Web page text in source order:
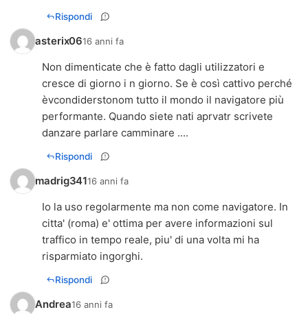
Rispondi
asterix0616 anni fa
Non dimenticate che è fatto dagli utilizzatori e
cresce di giorno i n giorno. Se è così cattivo perché
èvcondiderstonom tutto il mondo il navigatore più
performante. Quando siete nati aprvatr scrivete
danzare parlare camminare ....
Rispondi
madrig34116 anni fa
Io la uso regolarmente ma non come navigatore. In
citta' (roma) e' ottima per avere informazioni sul
traffico in tempo reale, piu' di una volta mi ha
risparmiato ingorghi.
Rispondi
Andrea16 anni fa